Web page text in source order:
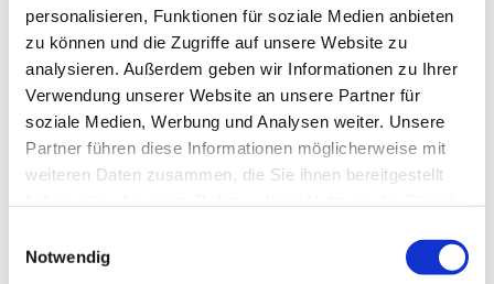
personalisieren, Funktionen für soziale Medien anbieten
zu können und die Zugriffe auf unsere Website zu
analysieren. Außerdem geben wir Informationen zu Ihrer
Verwendung unserer Website an unsere Partner für
soziale Medien, Werbung und Analysen weiter. Unsere
Partner führen diese Informationen möglicherweise mit
weiteren Daten zusammen, die Sie ihnen bereitgestellt
Notwendig